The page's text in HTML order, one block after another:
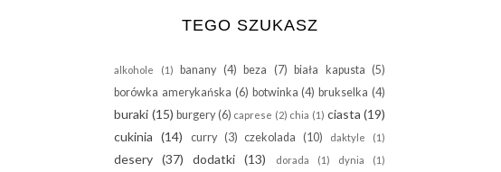
TEGO SZUKASZ
alkohole (1) banany (4) beza (7) biała kapusta (5)
borówka amerykańska (6) botwinka (4) brukselka (4)
buraki (15) burgery(6) caprese (2) chia (1) ciasta (19)
cukinia (14) curry (3) czekolada (10) daktyle (1)
desery (37) dodatki (13) dorada (1) dynia (1)